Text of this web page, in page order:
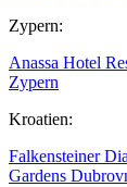
Zypern:
Anassa Hotel
Zypern
Kroatien:
Falkensteiner
Gardens